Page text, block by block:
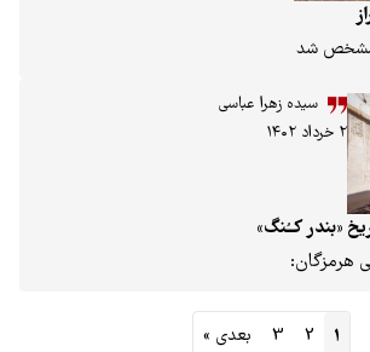
بعدی »